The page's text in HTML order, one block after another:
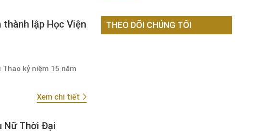
lập Học Viện
kỷ niệm 15 năm
Xem chi tiết
Nữ Thời Đại
THEO DÕI CHÚNG TÔI